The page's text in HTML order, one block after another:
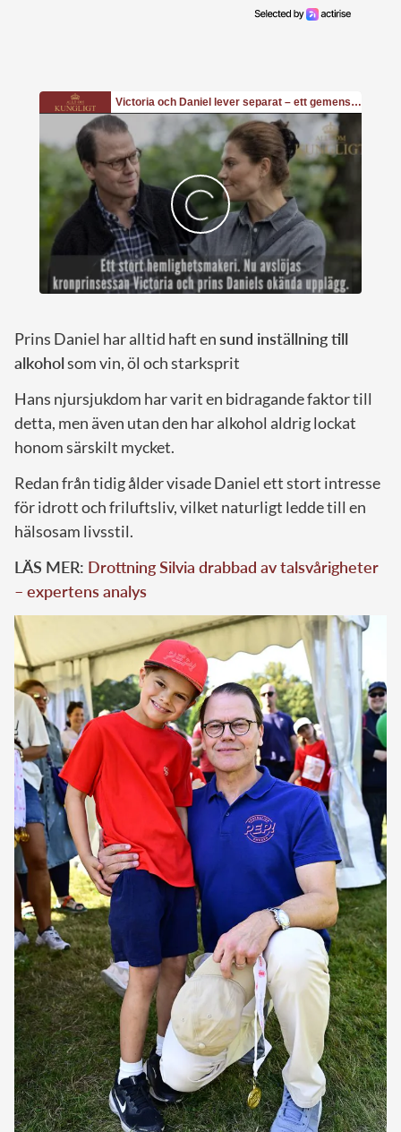
Prins Daniel har alltid haft ensund inställning till
alkoholsom vin, öl och starksprit
Hans njursjukdom har varit en bidragande faktor till
detta, men även utan den har alkohol aldrig lockat
honom särskilt mycket.
Redan från tidig ålder visade Daniel ett stort intresse
för idrott och friluftsliv, vilket naturligt ledde till en
hälsosam livsstil.
LÄS MER: Drottning Silvia drabbad av talsvårigheter
– expertens analys